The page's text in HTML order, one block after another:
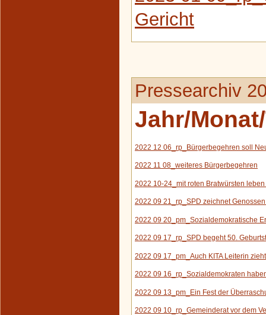
Gericht
Pressearchiv
Jahr/
2022 12 06_rp_Bürgerbegehren soll N
2022 11 08_weiteres Bürgerbegehren
2022 10-24_ mit roten Bratwürsten
2022 09 21_rp_SPD zeichnet
2022 09 20_pm_Sozialdemokratische
2022 09 17_rp_SPD begeht 50.
2022 09 17_pm_Auch KITA Leiterin
2022 09 16_rp_Sozialdemokraten
2022 09 13_pm_Ein Fest der
2022 09 10_rp_Gemeinderat vor dem